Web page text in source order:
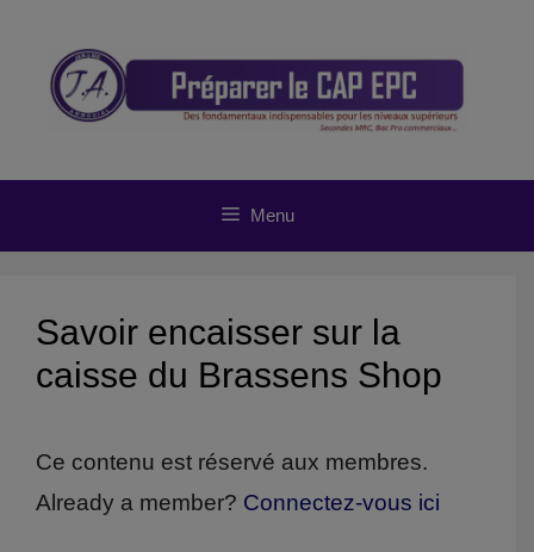
contenu
Menu
Savoir encaisser sur la
caisse du Brassens Shop
Ce contenu est réservé aux membres.
Already a member? Connectez-vous ici